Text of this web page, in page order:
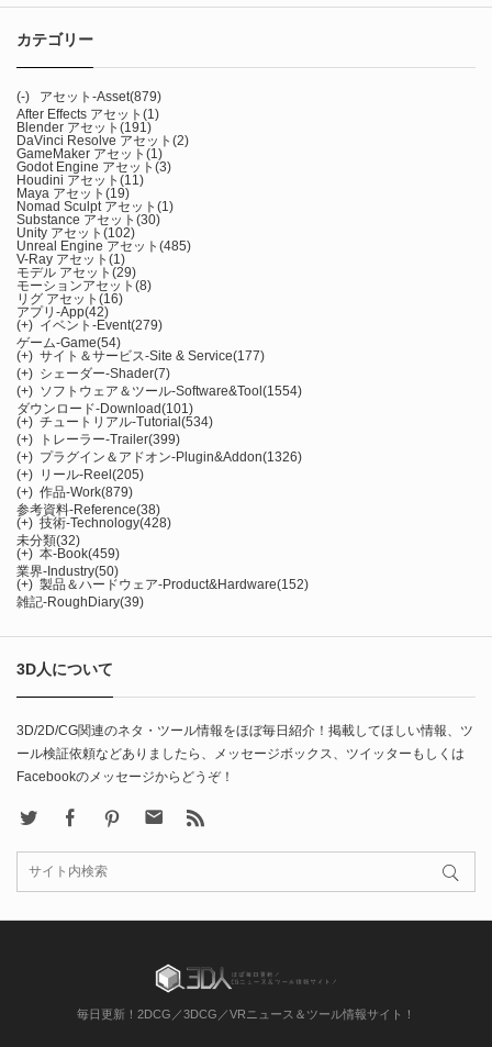
カテゴリー
(-) アセット-Asset(879)
After Effects アセット (1)
Blender アセット (191)
DaVinci Resolve アセット (2)
GameMaker アセット (1)
Godot Engine アセット (3)
Houdini アセット (11)
Maya アセット (19)
Nomad Sculpt アセット (1)
Substance アセット (30)
Unity アセット (102)
Unreal Engine アセット (485)
V-Ray アセット (1)
モデル アセット (29)
モーションアセット (8)
リグ アセット (16)
アプリ-App(42)
(+) イベント-Event(279)
ゲーム-Game(54)
(+) サイト＆サービス-Site & Service(177)
(+) シェーダー-Shader(7)
(+) ソフトウェア＆ツール-Software&Tool(1554)
ダウンロード-Download(101)
(+) チュートリアル-Tutorial(534)
(+)
トレーラー-Trailer(399)
(+) プラグイン＆アドオン-Plugin&Addon(1326)
(+) リール-Reel(205)
(+) 作品-Work(879)
参考資料-Reference(38)
(+) 技術-Technology(428)
未分類(32)
(+) 本-Book(459)
業界-Industry(50)
(+) 製品＆ハードウェア-Product&Hardware(152)
雑記-RoughDiary(39)
3D人について
3D/2D/CG関連のネタ・ツール情報をほぼ毎日紹介！掲載してほしい情報、ツ
ール検証依頼などありましたら、メッセージボックス、ツイッターもしくは
Facebookのメッセージからどうぞ！
FacebookPinterest Contact
毎日更新！2DCG／3DCG／VRニュース＆ツール情報サイト！